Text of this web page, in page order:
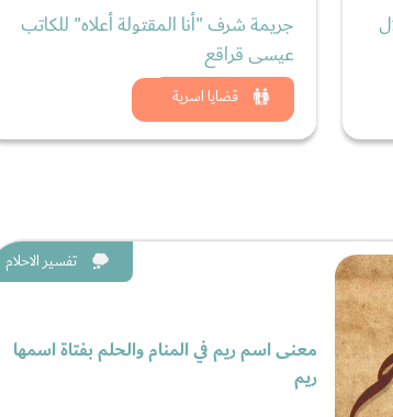
قضايا اسرية
جريمة شرف "أنا المقتولة أعلاه" للكاتب
عيسى قراقع
شاهد الان
تفسير الاحلام
معنى اسم ريم في المنام والحلم بفتاة اسمها
ريم